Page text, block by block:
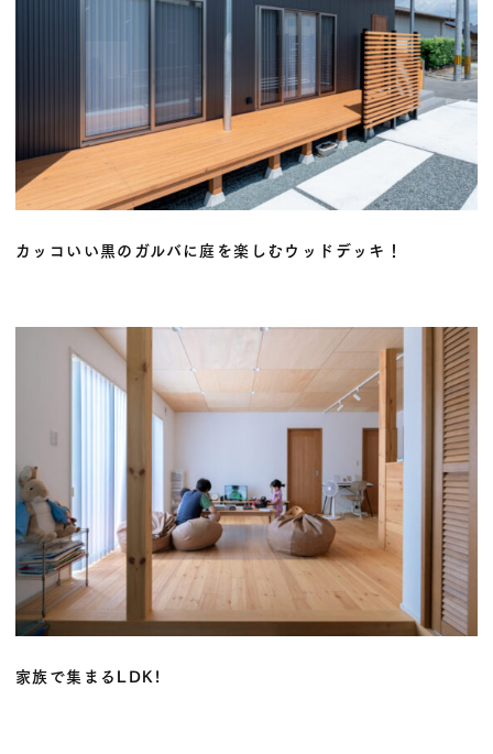
カッコいい黒のガルバに庭を楽しむウッドデッキ！
家族で集まるLDK!